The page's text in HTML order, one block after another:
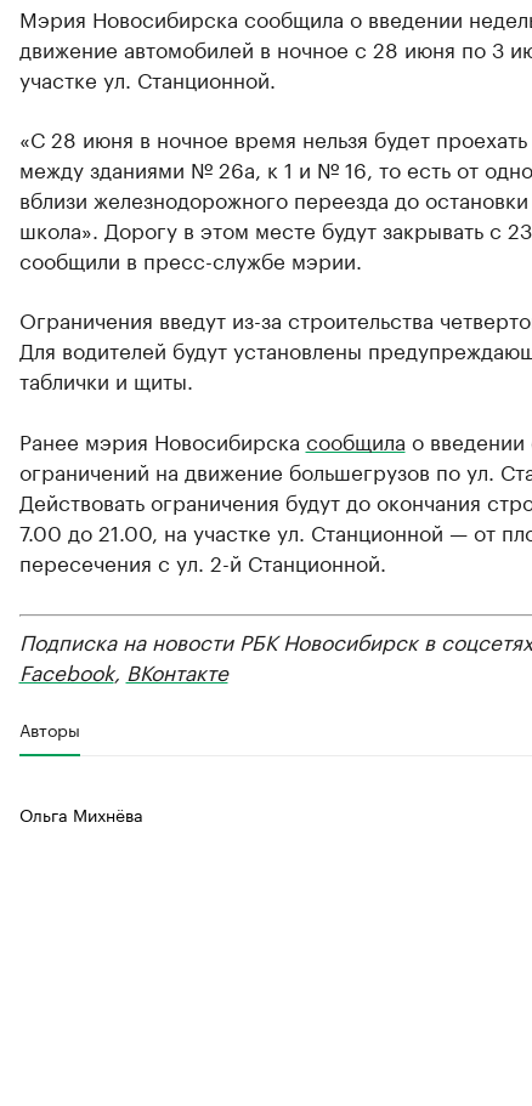
Мэрия Новосибирска сообщила о введении
движение автомобилей в ночное с 28 июня по 3
участке ул. Станционной.
«С 28 июня в ночное время нельзя будет
между зданиями № 26а, к 1 и № 16, то есть от
вблизи железнодорожного переезда до
школа». Дорогу в этом месте будут закрывать с
сообщили в пресс-службе мэрии.
Ограничения введут из-за строительства
Для водителей будут установлены
таблички и щиты.
Ранее мэрия Новосибирска сообщила о
ограничений на движение большегрузов по ул.
Действовать ограничения будут до окончания
7.00 до 21.00, на участке ул. Станционной — от
пересечения с ул. 2-й Станционной.
Подписка на новости РБК Новосибирск в
Facebook, ВКонтакте
Авторы
Ольга Михнёва